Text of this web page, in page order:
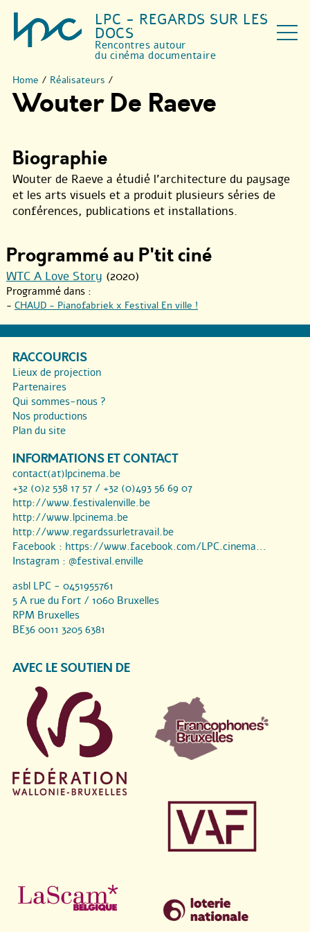
LPC - REGARDS SUR LES
DOCS
Rencontres autour
du cinéma documentaire
Home / Réalisateurs /
Wouter De Raeve
Biographie
Wouter de Raeve a étudié l’architecture du paysage
et les arts visuels et a produit plusieurs séries de
conférences, publications et installations.
Programmé au P'tit ciné
WTC A Love Story (2020)
Programmé dans :
- CHAUD - Pianofabriek x Festival En ville !
RACCOURCIS
Lieux de projection
Partenaires
Qui sommes-nous ?
Nos productions
Plan du site
INFORMATIONS ET CONTACT
contact(at)lpcinema.be
+32 (0)2 538 17 57 / +32 (0)493 56 69 07
http://www.festivalenville.be
http://www.lpcinema.be
http://www.regardssurletravail.be
Facebook : https://www.facebook.com/LPC.cinema...
Instagram : @festival.enville
asbl LPC - 0451955761
5 A rue du Fort / 1060 Bruxelles
RPM Bruxelles
BE36 0011 3205 6381
AVEC LE SOUTIEN DE